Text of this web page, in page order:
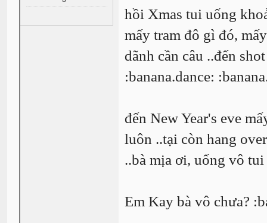
hồi Xmas tui uống
mấy tram đô gì đó,
dãnh cần câu ..đến
:banana.dance:
đến New Year's eve
luôn ..tại còn hang
..bà mịa ơi, uống vô tui
Em Kay bà vô chưa?